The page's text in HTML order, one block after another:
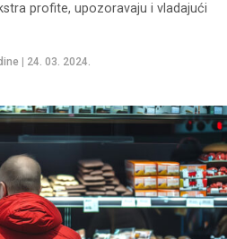
profite, upozoravaju i vladajući
24. 03. 2024.